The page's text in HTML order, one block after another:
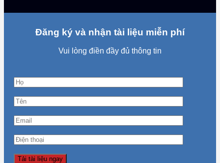
Đăng ký và nhận tài liệu miễn phí
Vui lòng điền đầy đủ thông tin